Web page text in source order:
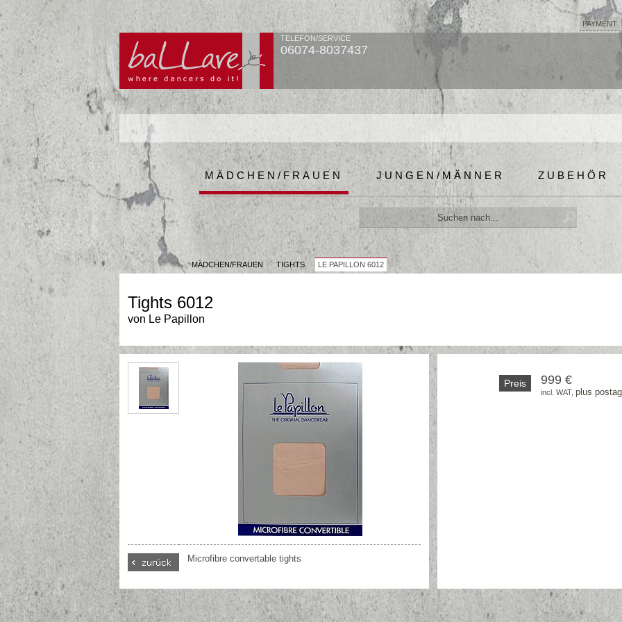
PAYMENT
TELEFON/SERVICE
06074-8037437
MÄDCHEN/FRAUEN JUNGEN/MÄNNER ZUBEHÖR
MÄDCHEN/FRAUEN TIGHTS LE PAPILLON 6012
Tights 6012
von Le Papillon
Microfibre convertable tights
Preis 999 €
incl. WAT, plus